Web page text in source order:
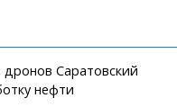
дронов Саратовский
нефти